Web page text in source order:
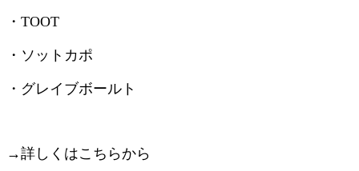
・TOOT
・ソットカポ
・グレイブボールト
→詳しくはこちらから